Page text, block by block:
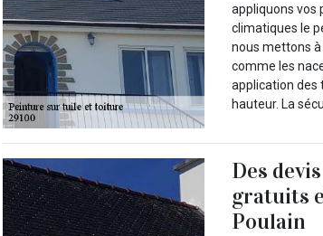
appliquons vos
climatiques le
nous mettons
comme les
application des
hauteur. La
Des
gratuits
Poulain